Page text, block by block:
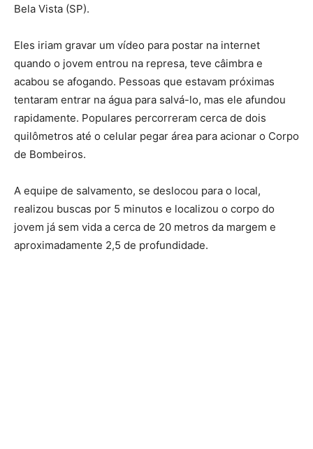
Bela Vista (SP).
Eles iriam gravar um vídeo para postar na internet
quando o jovem entrou na represa, teve câimbra e
acabou se afogando. Pessoas que estavam próximas
tentaram entrar na água para salvá-lo, mas ele afundou
rapidamente. Populares percorreram cerca de dois
quilômetros até o celular pegar área para acionar o Corpo
de Bombeiros.
A equipe de salvamento, se deslocou para o local,
realizou buscas por 5 minutos e localizou o corpo do
jovem já sem vida a cerca de 20 metros da margem e
aproximadamente 2,5 de profundidade.